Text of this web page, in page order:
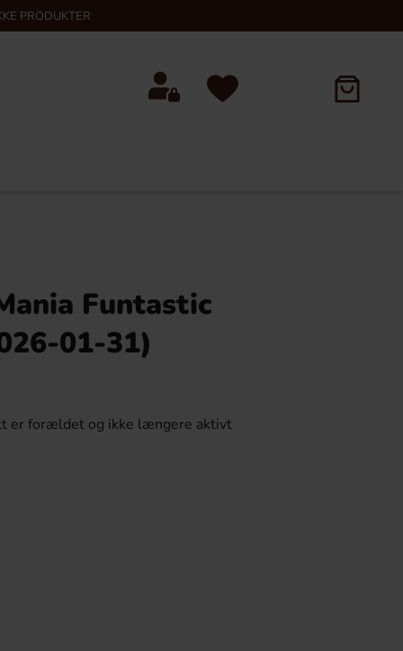
PRODUKTER
Funtastic
01-31)
er forældet og ikke længere aktivt